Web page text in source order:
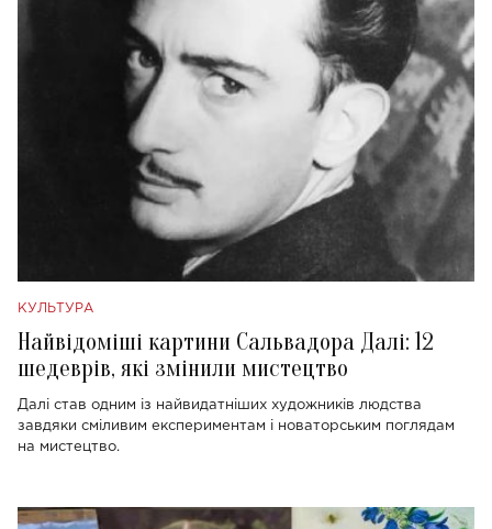
КУЛЬТУРА
Найвідоміші картини Сальвадора Далі: 12
шедеврів, які змінили мистецтво
Далі став одним із найвидатніших художників людства
завдяки сміливим експериментам і новаторським поглядам
на мистецтво.